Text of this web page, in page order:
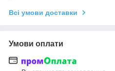
Всі умови доставки
Умови оплати